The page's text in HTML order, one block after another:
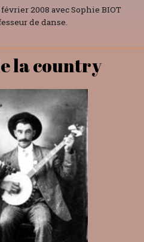
2008 avec Sophie BIOT
de danse.
la country